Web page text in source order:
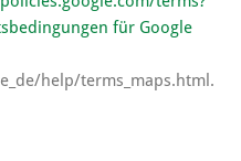
für Google
help/terms_maps.html.